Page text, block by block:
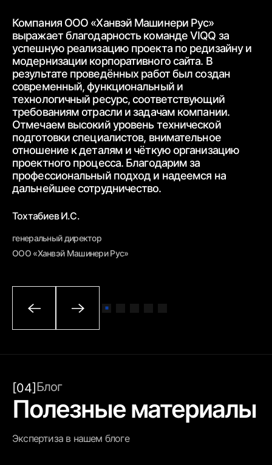
Компания ООО «Ханвэй Машинери Рус»
выражает благодарностькоманде VIQQ за
успешную реализацию проекта по редизайну и
модернизации корпоративного сайта. В
результате проведённых работ был создан
современный,функциональный и
технологичный ресурс, соответствующий
требованиямотрасли и задачам компании.
Отмечаем высокий уровень технической
подготовки специалистов, внимательное
отношение к деталям и чёткуюорганизацию
проектного процесса. Благодарим за
профессиональный подход и надеемся на
дальнейшеесотрудничество.
Тохтабиев И.С.
генеральный директор
ООО «Ханвэй Машинери Рус»
[04]Блог
Полезные материалы
Экспертиза в нашем блоге